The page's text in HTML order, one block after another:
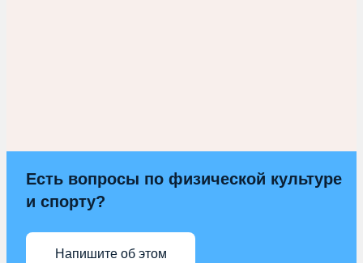
Есть вопросы по физической культуре
и спорту?
Напишите об этом